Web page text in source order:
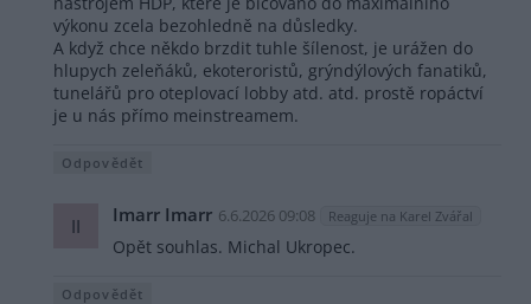
výkonu zcela bezohledně na důsledky.
A když chce někdo brzdit tuhle šílenost, je urážen do
hlupych zeleňáků, ekoteroristů, grýndýlových fanatiků,
tunelářů pro oteplovací lobby atd. atd. prostě ropáctví
je u nás přímo meinstreamem.
Odpovědět
II Imarr Imarr 6.6.2026 09:08 Reaguje na Karel Zvářal
Opět souhlas. Michal Ukropec.
Odpovědět